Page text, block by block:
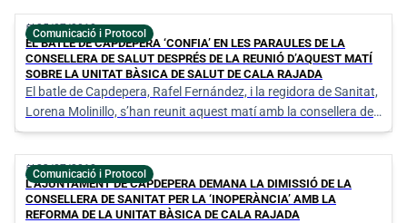
Comunicació i Protocol
calendar_today25/07/2018
EL BATLE DE CAPDEPERA ‘CONFIA’ EN LES PARAULES DE LA
CONSELLERA DE SALUT DESPRÉS DE LA REUNIÓ D’AQUEST MATÍ
SOBRE LA UNITAT BÀSICA DE SALUT DE CALA RAJADA
El batle de Capdepera, Rafel Fernández, i la regidora de Sanitat,
Lorena Molinillo, s’han reunit aquest matí amb la consellera de
Salut del Govern de les Illes Balears, Patricia Gómez, per tractar
la situació de l’obra de la Unitat Bàsica de Salut (UBS) Cala R
Comunicació i Protocol
calendar_today23/07/2018
L’AJUNTAMENT DE CAPDEPERA DEMANA LA DIMISSIÓ DE LA
CONSELLERA DE SANITAT PER LA ‘INOPERÀNCIA’ AMB LA
REFORMA DE LA UNITAT BÀSICA DE CALA RAJADA